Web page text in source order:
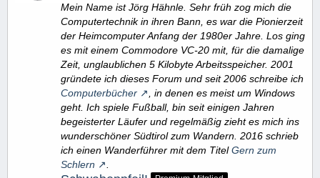
Mein Name ist Jörg Hähnle. Sehr früh zog mich die
Computertechnik in ihren Bann, es war die Pionierzeit
der Heimcomputer Anfang der 1980er Jahre. Los ging
es mit einem Commodore VC-20 mit, für die damalige
Zeit, unglaublichen 5 Kilobyte Arbeitsspeicher. 2001
gründete ich dieses Forum und seit 2006 schreibe ich
Computerbücher
, in denen es meist um Windows
geht. Ich spiele Fußball, bin seit einigen Jahren
begeisterter Läufer und regelmäßig zieht es mich ins
wunderschöner Südtirol zum Wandern. 2016 schrieb
ich einen Wanderführer mit dem TitelGern zum
Schlern